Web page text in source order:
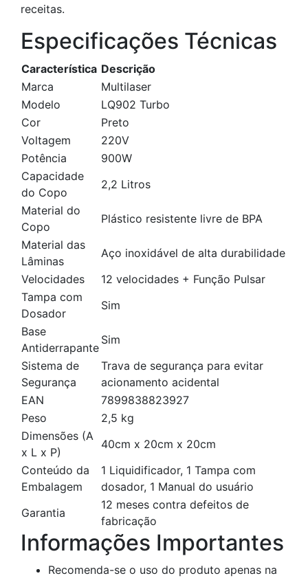
receitas.
Especificações Técnicas
Característica Descrição
Marca
Multilaser
Modelo
LQ902 Turbo
Cor
Preto
Voltagem
220V
Potência
900W
Capacidade
do Copo
2,2 Litros
Material do
Copo
Plástico resistente livre de BPA
Material das
Lâminas
Aço inoxidável de alta durabilidade
Velocidades
12 velocidades + Função Pulsar
Tampa com
Dosador
Sim
Base
Antiderrapante
Sim
Sistema de
Segurança
Trava de segurança para evitar
acionamento acidental
EAN
7899838823927
Peso
2,5 kg
Dimensões (A
x L x P)
40cm x 20cm x 20cm
Conteúdo da
Embalagem
1 Liquidificador, 1 Tampa com
dosador, 1 Manual do usuário
Garantia
12 meses contra defeitos de
fabricação
Informações Importantes
Recomenda-se o uso do produto apenas na